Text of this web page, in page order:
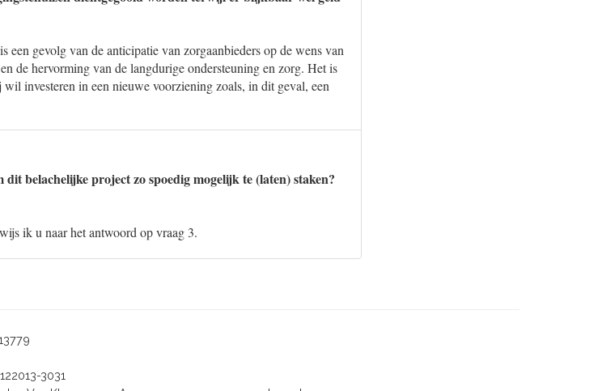
gevolg van de anticipatie van zorgaanbieders op de wens van
de hervorming van de langdurige ondersteuning en zorg. Het is
investeren in een nieuwe voorziening zoals, in dit geval, een
belachelijke project zo spoedig mogelijk te (laten) staken?
ik u naar het antwoord op vraag 3.
3031